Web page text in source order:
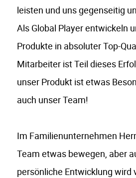
leisten und uns gegenseitig
Als Global Player entwickeln
Produkte in absoluter Top-
Mitarbeiter ist Teil dieses
unser Produkt ist etwas
auch unser Team!
Im Familienunternehmen
Team etwas bewegen, aber
persönliche Entwicklung wird